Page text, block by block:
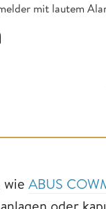
mit lautem
wie ABUS